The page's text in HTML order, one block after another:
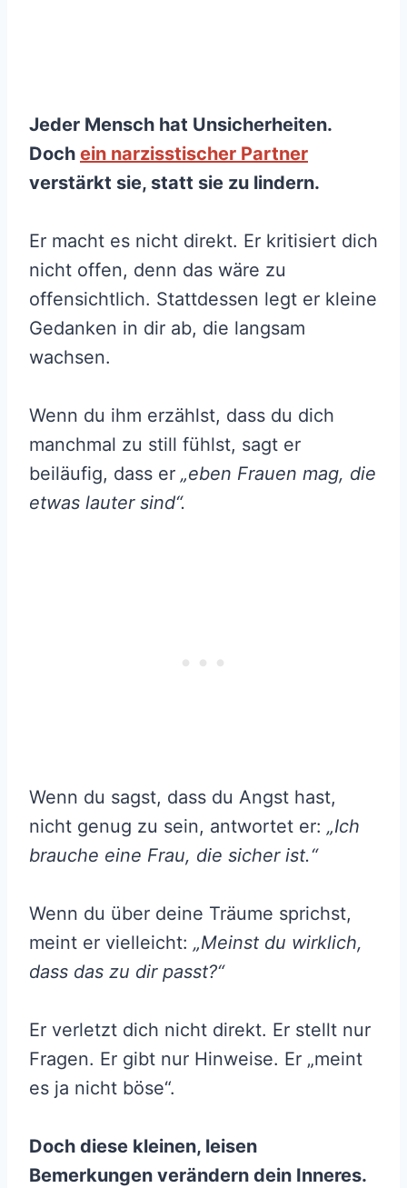
Jeder Mensch hat Unsicherheiten.
Doch ein narzisstischer Partner
verstärkt sie, statt sie zu lindern.
Er macht es nicht direkt. Er kritisiert dich
nicht offen, denn das wäre zu
offensichtlich. Stattdessen legt er kleine
Gedanken in dir ab, die langsam
wachsen.
Wenn du ihm erzählst, dass du dich
manchmal zu still fühlst, sagt er
beiläufig, dass er „eben Frauen mag, die
etwas lauter sind“.
Wenn du sagst, dass du Angst hast,
nicht genug zu sein, antwortet er: „Ich
brauche eine Frau, die sicher ist.“
Wenn du über deine Träume sprichst,
meint er vielleicht: „Meinst du wirklich,
dass das zu dir passt?“
Er verletzt dich nicht direkt. Er stellt nur
Fragen. Er gibt nur Hinweise. Er „meint
es ja nicht böse“.
Doch diese kleinen, leisen
Bemerkungen verändern dein Inneres.